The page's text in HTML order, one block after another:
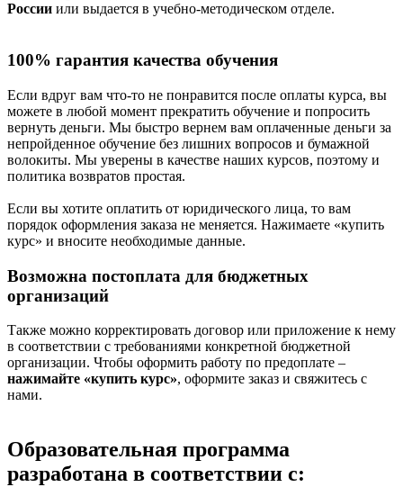
России или выдается в учебно-методическом отделе.
100% гарантия качества обучения
Если вдруг вам что-то не понравится после оплаты курса, вы
можете в любой момент прекратить обучение и попросить
вернуть деньги. Мы быстро вернем вам оплаченные деньги за
непройденное обучение без лишних вопросов и бумажной
волокиты. Мы уверены в качестве наших курсов, поэтому и
политика возвратов простая.
Если вы хотите оплатить от юридического лица, то вам
порядок оформления заказа не меняется. Нажимаете «купить
курс» и вносите необходимые данные.
Возможна постоплата для бюджетных
организаций
Также можно корректировать договор или приложение к нему
в соответствии с требованиями конкретной бюджетной
организации. Чтобы оформить работу по предоплате –
нажимайте «купить курс», оформите заказ и свяжитесь с
нами.
Образовательная программа
разработана в соответствии с: